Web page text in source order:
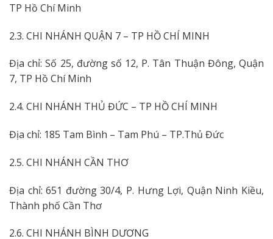
TP Hồ Chí Minh
2.3. CHI NHÁNH QUẬN 7 – TP HỒ CHÍ MINH
Địa chỉ: Số 25, đường số 12, P. Tân Thuận Đông, Quận
7, TP Hồ Chí Minh
2.4. CHI NHÁNH THỦ ĐỨC – TP HỒ CHÍ MINH
Địa chỉ: 185 Tam Bình – Tam Phú – TP.Thủ Đức
2.5. CHI NHÁNH CẦN THƠ
Địa chỉ: 651 đường 30/4, P. Hưng Lợi, Quận Ninh Kiều,
Thành phố Cần Thơ
2.6. CHI NHÁNH BÌNH DƯƠNG